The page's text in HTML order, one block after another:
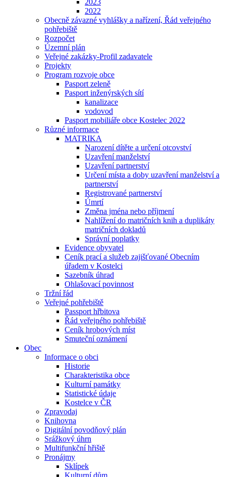
2023
2022
Obecně závazné vyhlášky a nařízení, Řád veřejného
pohřebiště
Rozpočet
Územní plán
Veřejné zakázky-Profil zadavatele
Projekty
Program rozvoje obce
Pasport zeleně
Pasport inženýrských sítí
kanalizace
vodovod
Pasport mobiliáře obce Kostelec 2022
Různé informace
MATRIKA
Narození dítěte a určení otcovství
Uzavření manželství
Uzavření partnerství
Určení místa a doby uzavření manželství a
partnerství
Registrované partnerství
Úmrtí
Změna jména nebo příjmení
Nahlížení do matričních knih a duplikáty
matričních dokladů
Správní poplatky
Evidence obyvatel
Ceník prací a služeb zajišťované Obecním
úřadem v Kostelci
Sazebník úhrad
Ohlašovací povinnost
Tržní řád
Veřejné pohřebiště
Passport hřbitova
Řád veřejného pohřebiště
Ceník hrobových míst
Smuteční oznámení
Obec
Informace o obci
Historie
Charakteristika obce
Kulturní památky
Statistické údaje
Kostelce v ČR
Zpravodaj
Knihovna
Digitální povodňový plán
Srážkový úhrn
Multifunkční hřiště
Pronájmy
Sklípek
Kulturní dům